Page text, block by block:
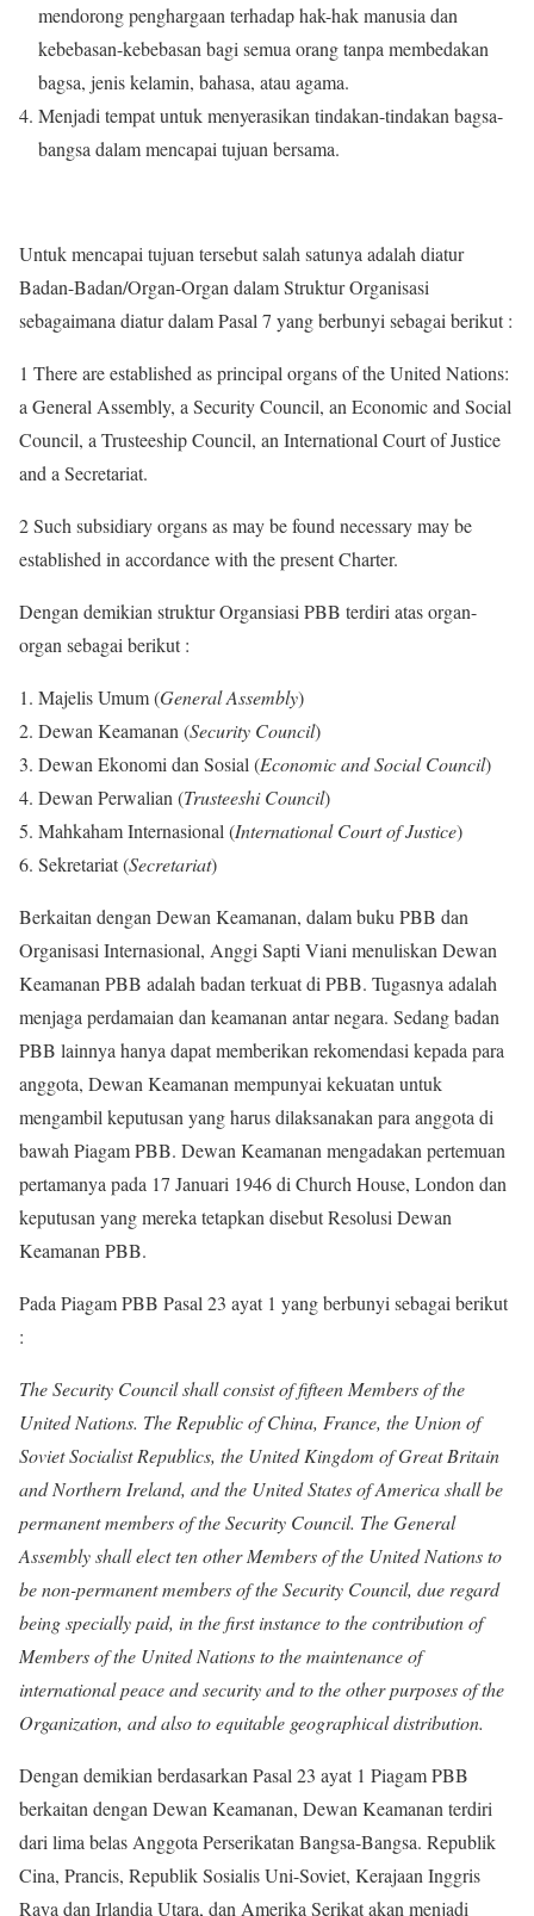
mendorong penghargaan terhadap hak-hak manusia dan
kebebasan-kebebasan bagi semua orang tanpa membedakan
bagsa, jenis kelamin, bahasa, atau agama.
Menjadi tempat untuk menyerasikan tindakan-tindakan bagsa-
bangsa dalam mencapai tujuan bersama.
Untuk mencapai tujuan tersebut salah satunya adalah diatur
Badan-Badan/Organ-Organ dalam Struktur Organisasi
sebagaimana diatur dalam Pasal 7 yang berbunyi sebagai berikut :
1 There are established as principal organs of the United Nations:
a General Assembly, a Security Council, an Economic and Social
Council, a Trusteeship Council, an International Court of Justice
and a Secretariat.
2 Such subsidiary organs as may be found necessary may be
established in accordance with the present Charter.
Dengan demikian struktur Organsiasi PBB terdiri atas organ-
organ sebagai berikut :
Majelis Umum (General Assembly)
Dewan Keamanan (Security Council)
Dewan Ekonomi dan Sosial (Economic and Social Council)
Dewan Perwalian (Trusteeshi Council)
Mahkaham Internasional (International Court of Justice)
Sekretariat (Secretariat)
Berkaitan dengan Dewan Keamanan, dalam buku PBB dan
Organisasi Internasional, Anggi Sapti Viani menuliskan Dewan
Keamanan PBB adalah badan terkuat di PBB. Tugasnya adalah
menjaga perdamaian dan keamanan antar negara. Sedang badan
PBB lainnya hanya dapat memberikan rekomendasi kepada para
anggota, Dewan Keamanan mempunyai kekuatan untuk
mengambil keputusan yang harus dilaksanakan para anggota di
bawah Piagam PBB. Dewan Keamanan mengadakan pertemuan
pertamanya pada 17 Januari 1946 di Church House, London dan
keputusan yang mereka tetapkan disebut Resolusi Dewan
Keamanan PBB.
Pada Piagam PBB Pasal 23 ayat 1 yang berbunyi sebagai berikut
:
The Security Council shall consist of fifteen Members of the
United Nations. The Republic of China, France, the Union of
Soviet Socialist Republics, the United Kingdom of Great Britain
and Northern Ireland, and the United States of America shall be
permanent members of the Security Council. The General
Assembly shall elect ten other Members of the United Nations to
be non-permanent members of the Security Council, due regard
being specially paid, in the first instance to the contribution of
Members of the United Nations to the maintenance of
international peace and security and to the other purposes of the
Organization, and also to equitable geographical distribution.
Dengan demikian berdasarkan Pasal 23 ayat 1 Piagam PBB
berkaitan dengan Dewan Keamanan, Dewan Keamanan terdiri
dari lima belas Anggota Perserikatan Bangsa-Bangsa. Republik
Cina, Prancis, Republik Sosialis Uni-Soviet, Kerajaan Inggris
Raya dan Irlandia Utara, dan Amerika Serikat akan menjadi